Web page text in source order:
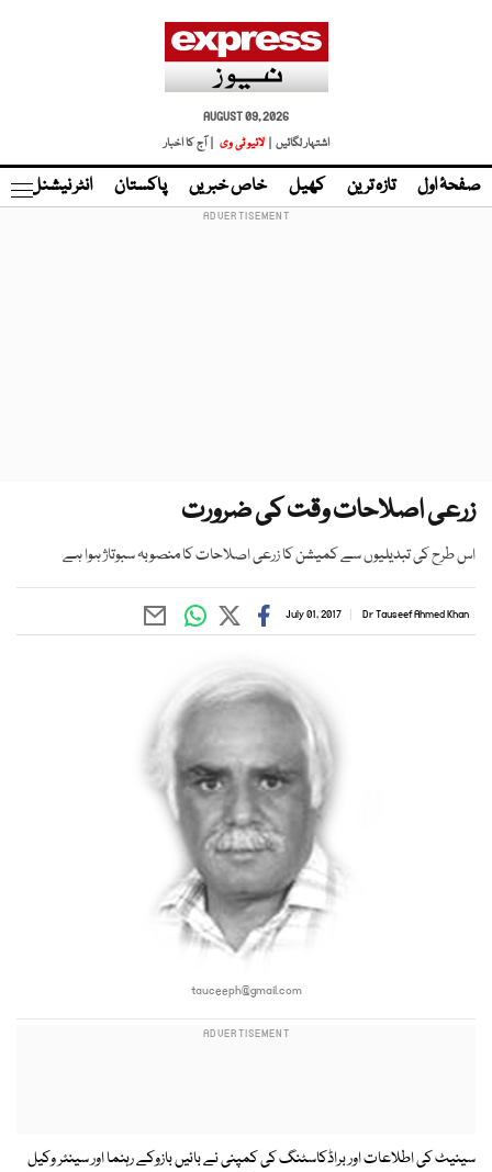
AUGUST 09, 2026
اشتہار لگائیں |
لائیو ٹی وی | آج کا اخبار
صفحۂ اول تازہ ترین کھیل خاص خبریں پاکستان انٹر نیشنل
زرعی اصلاحات وقت کی ضرورت
اس طرح کی تبدیلیوں سے کمیشن کا زرعی اصلاحات کا منصوبہ سبوتاژ ہوا ہے
Dr Tauseef Ahmed Khan
July 01, 2017
tauceeph@gmail.com
سینیٹ کی اطلاعات اور براڈکاسٹنگ کی کمپنی نے بائیں بازوکے رہنما اور سینئر وکیل